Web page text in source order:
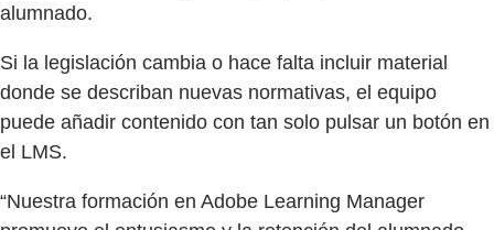
alumnado.
Si la legislación cambia o hace falta incluir material
donde se describan nuevas normativas, el equipo
puede añadir contenido con tan solo pulsar un botón en
el LMS.
“Nuestra formación en Adobe Learning Manager